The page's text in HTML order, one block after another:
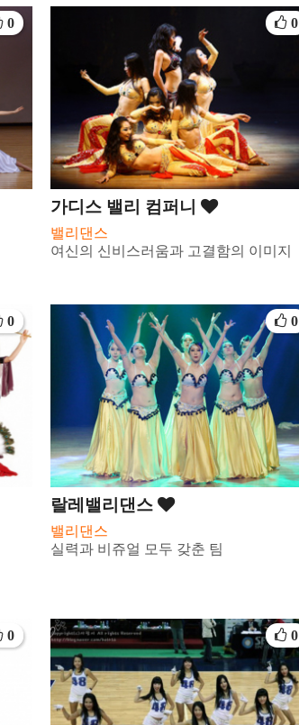
0
가디스 밸리 컴퍼니
밸리댄스
여신의 신비스러움과 고결함의 이미지
0
0
랄레밸리댄스
밸리댄스
실력과 비쥬얼 모두 갖춘 팀
0
0 0